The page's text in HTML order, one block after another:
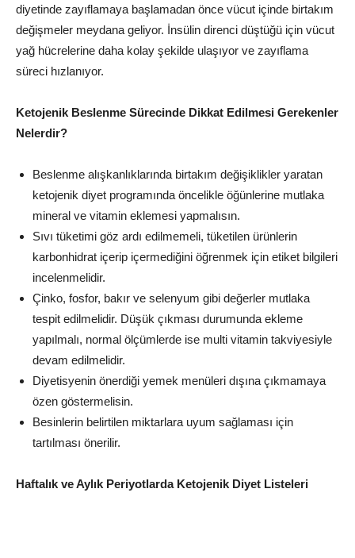
diyetinde zayıflamaya başlamadan önce vücut içinde birtakım
değişmeler meydana geliyor. İnsülin direnci düştüğü için vücut
yağ hücrelerine daha kolay şekilde ulaşıyor ve zayıflama
süreci hızlanıyor.
Ketojenik Beslenme Sürecinde Dikkat Edilmesi Gerekenler
Nelerdir?
Beslenme alışkanlıklarında birtakım değişiklikler yaratan
ketojenik diyet programında öncelikle öğünlerine mutlaka
mineral ve vitamin eklemesi yapmalısın.
Sıvı tüketimi göz ardı edilmemeli, tüketilen ürünlerin
karbonhidrat içerip içermediğini öğrenmek için etiket bilgileri
incelenmelidir.
Çinko, fosfor, bakır ve selenyum gibi değerler mutlaka
tespit edilmelidir. Düşük çıkması durumunda ekleme
yapılmalı, normal ölçümlerde ise multi vitamin takviyesiyle
devam edilmelidir.
Diyetisyenin önerdiği yemek menüleri dışına çıkmamaya
özen göstermelisin.
Besinlerin belirtilen miktarlara uyum sağlaması için
tartılması önerilir.
Haftalık ve Aylık Periyotlarda Ketojenik Diyet Listeleri